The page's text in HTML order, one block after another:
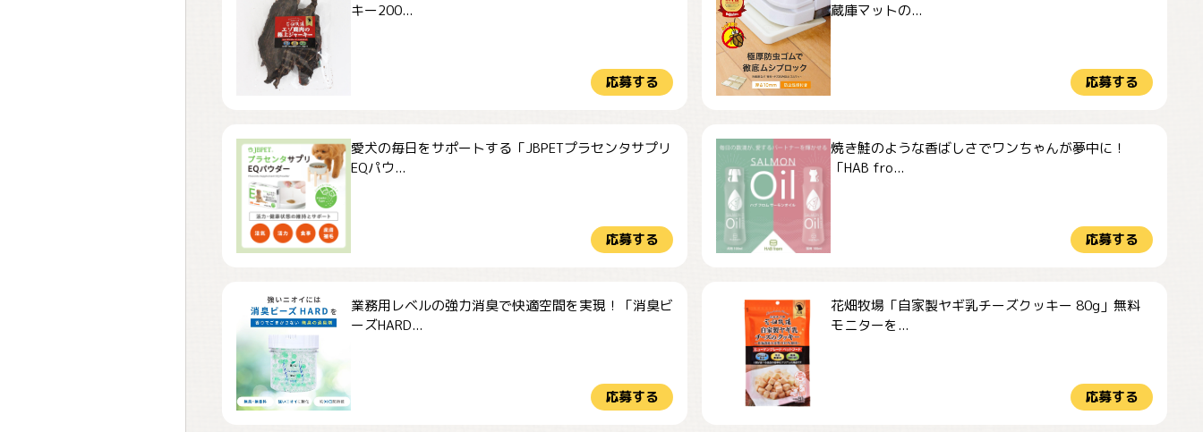
キー200...
応募する
蔵庫マットの...
応募する
愛犬の毎日をサポートする「JBPETプラセンタサプリ
EQパウ...
応募する
焼き鮭のような香ばしさでワンちゃんが夢中に！
「HAB fro...
応募する
業務用レベルの強力消臭で快適空間を実現！「消臭ビ
ーズHARD...
応募する
花畑牧場「自家製ヤギ乳チーズクッキー 80g」無料
モニターを...
応募する